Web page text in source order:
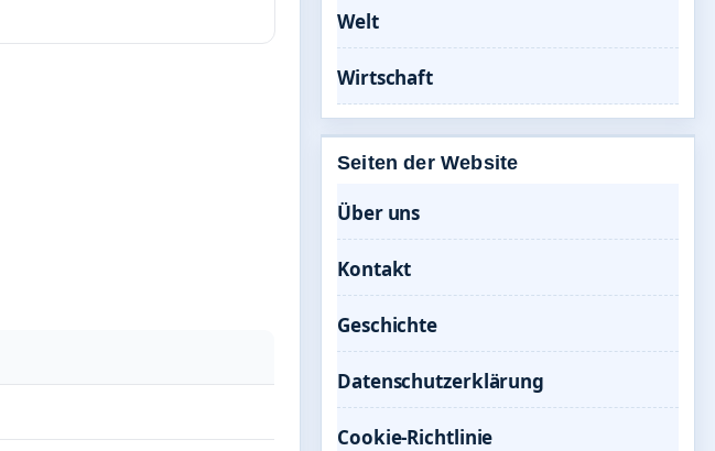
Welt
Wirtschaft
Seiten der Website
Über uns
Kontakt
Geschichte
Datenschutzerklärung
Cookie-Richtlinie